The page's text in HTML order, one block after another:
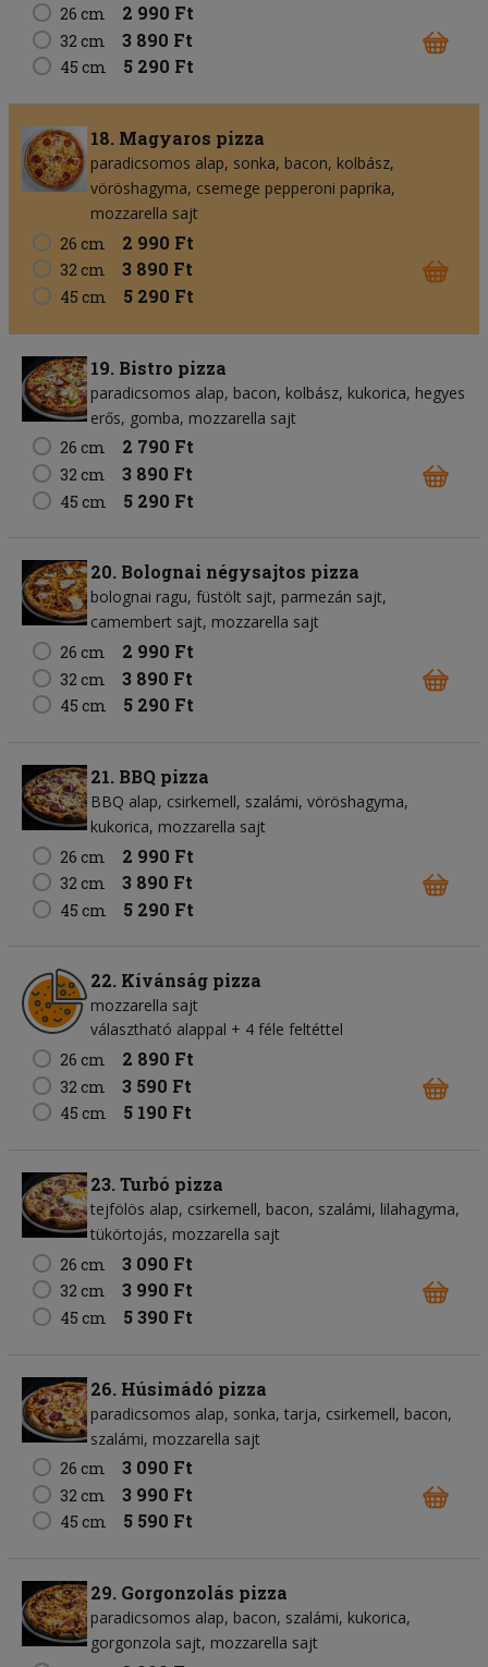
26 cm
2 990 Ft
32 cm 3 890 Ft
45 cm 5 290 Ft
18. Magyaros pizza
paradicsomos alap sonka bacon kolbász
vöröshagyma csemege pepperoni paprika
mozzarella sajt
26 cm
2 990 Ft
32 cm 3 890 Ft
45 cm 5 290 Ft
19. Bistro pizza
paradicsomos alap bacon kolbász kukorica hegyes
erős gomba mozzarella sajt
26 cm
2 790 Ft
32 cm 3 890 Ft
45 cm 5 290 Ft
20. Bolognai négysajtos pizza
bolognai ragu füstölt sajt parmezán sajt
camembert sajt mozzarella sajt
26 cm
2 990 Ft
32 cm 3 890 Ft
45 cm 5 290 Ft
21. BBQ pizza
BBQ alap csirkemell szalámi vöröshagyma
kukorica mozzarella sajt
26 cm
2 990 Ft
32 cm 3 890 Ft
45 cm 5 290 Ft
22. Kívánság pizza
mozzarella sajt
választható alappal + 4 féle feltéttel
26 cm
2 890 Ft
32 cm 3 590 Ft
45 cm 5 190 Ft
23. Turbó pizza
tejfölös alap csirkemell bacon szalámi lilahagyma
tükörtojás mozzarella sajt
26 cm
3 090 Ft
32 cm 3 990 Ft
45 cm 5 390 Ft
26. Húsimádó pizza
paradicsomos alap sonka tarja csirkemell bacon
szalámi mozzarella sajt
26 cm
3 090 Ft
32 cm 3 990 Ft
45 cm 5 590 Ft
29. Gorgonzolás pizza
paradicsomos alap bacon szalámi kukorica
gorgonzola sajt mozzarella sajt